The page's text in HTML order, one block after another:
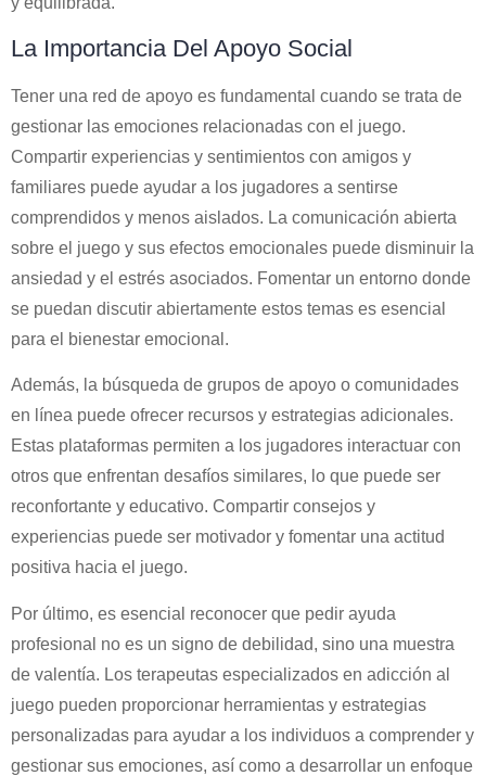
La Importancia Del Apoyo Social
Tener una red de apoyo es fundamental cuando se trata de
gestionar las emociones relacionadas con el juego.
Compartir experiencias y sentimientos con amigos y
familiares puede ayudar a los jugadores a sentirse
comprendidos y menos aislados. La comunicación abierta
sobre el juego y sus efectos emocionales puede disminuir la
ansiedad y el estrés asociados. Fomentar un entorno donde
se puedan discutir abiertamente estos temas es esencial
para el bienestar emocional.
Además, la búsqueda de grupos de apoyo o comunidades
en línea puede ofrecer recursos y estrategias adicionales.
Estas plataformas permiten a los jugadores interactuar con
otros que enfrentan desafíos similares, lo que puede ser
reconfortante y educativo. Compartir consejos y
experiencias puede ser motivador y fomentar una actitud
positiva hacia el juego.
Por último, es esencial reconocer que pedir ayuda
profesional no es un signo de debilidad, sino una muestra
de valentía. Los terapeutas especializados en adicción al
juego pueden proporcionar herramientas y estrategias
personalizadas para ayudar a los individuos a comprender y
gestionar sus emociones, así como a desarrollar un enfoque